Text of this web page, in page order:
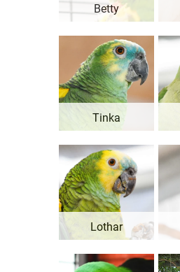
Betty
Tinka
Lothar